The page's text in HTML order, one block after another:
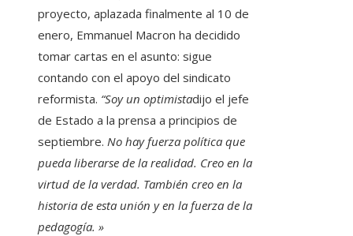
proyecto, aplazada finalmente al 10 de
enero, Emmanuel Macron ha decidido
tomar cartas en el asunto: sigue
contando con el apoyo del sindicato
reformista. “Soy un optimistadijo el jefe
de Estado a la prensa a principios de
septiembre. No hay fuerza política que
pueda liberarse de la realidad. Creo en la
virtud de la verdad. También creo en la
historia de esta unión y en la fuerza de la
pedagogía. »